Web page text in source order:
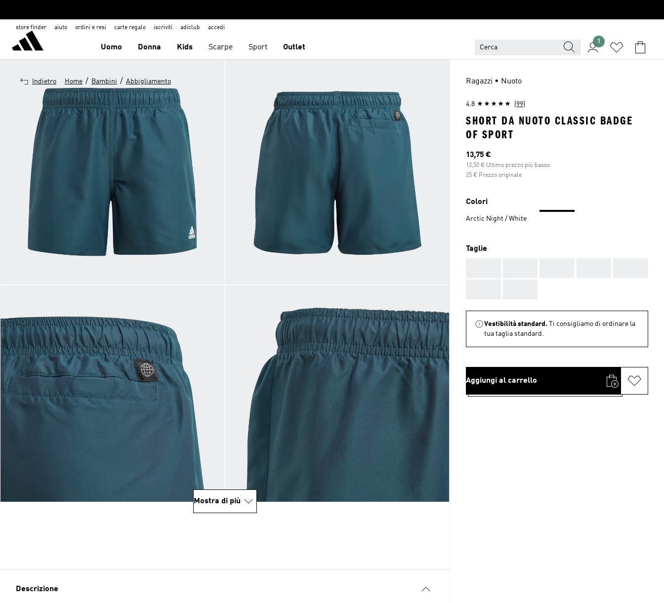
store finder aiuto ordini e resi carte regalo iscriviti adiclub accedi
Uomo Donna Kids Scarpe Sport Outlet
1
Indietro Home / Bambini / Abbigliamento
Mostra di più
Descrizione
Ragazzi • Nuoto
4.8 (99)
SHORT DA NUOTO CLASSIC BADGE
OF SPORT
Prezzo attuale
13,75 €
12,50 € Ultimo prezzo più basso
25 € Prezzo originale
Colori
Arctic Night / White
Taglie
Vestibilità standard.
Ti consigliamo di ordinare la
tua taglia standard.
Aggiungi al carrello